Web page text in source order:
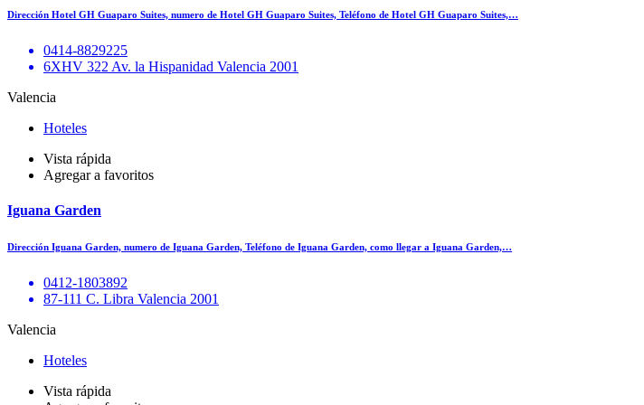
Dirección Hotel GH Guaparo Suites, numero de Hotel GH Guaparo Suites, Teléfono de Hotel GH Guaparo Suites,…
0414-8829225
6XHV 322 Av. la Hispanidad Valencia 2001
Valencia
Hoteles
Vista rápida
Agregar a favoritos
Iguana Garden
Dirección Iguana Garden, numero de Iguana Garden, Teléfono de Iguana Garden, como llegar a Iguana Garden,…
0412-1803892
87-111 C. Libra Valencia 2001
Valencia
Hoteles
Vista rápida